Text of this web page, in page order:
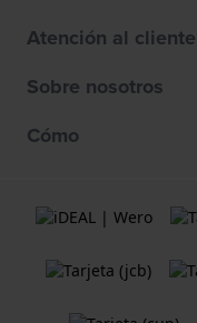
Atención al cliente
Sobre nosotros
Cómo